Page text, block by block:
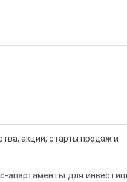
акции, старты продаж и
апартаменты для